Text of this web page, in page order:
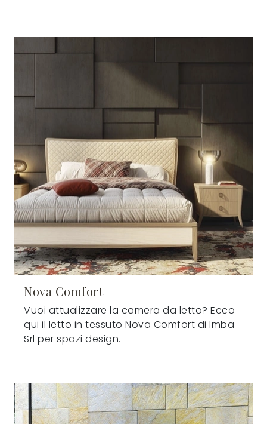
Nova Comfort
Vuoi attualizzare la camera da letto? Ecco
qui il letto in tessuto Nova Comfort di Imba
Srl per spazi design.